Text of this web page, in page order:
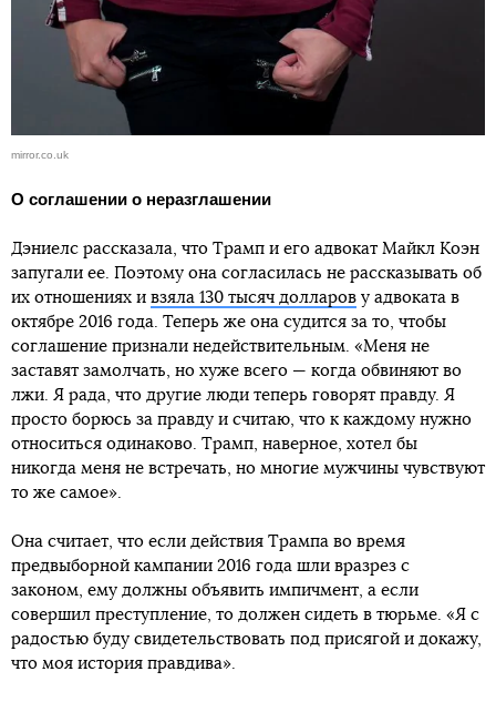
mirror.co.uk
О соглашении о неразглашении
Дэниелс рассказала, что Трамп и его адвокат Майкл Коэн
запугали ее. Поэтому она согласилась не рассказывать об
их отношениях и взяла 130 тысяч долларов у адвоката в
октябре 2016 года. Теперь же она судится за то, чтобы
соглашение признали недействительным. «Меня не
заставят замолчать, но хуже всего — когда обвиняют во
лжи. Я рада, что другие люди теперь говорят правду. Я
просто борюсь за правду и считаю, что к каждому нужно
относиться одинаково. Трамп, наверное, хотел бы
никогда меня не встречать, но многие мужчины чувствуют
то же самое».
Она считает, что если действия Трампа во время
предвыборной кампании 2016 года шли вразрез с
законом, ему должны объявить импичмент, а если
совершил преступление, то должен сидеть в тюрьме. «Я с
радостью буду свидетельствовать под присягой и докажу,
что моя история правдива».